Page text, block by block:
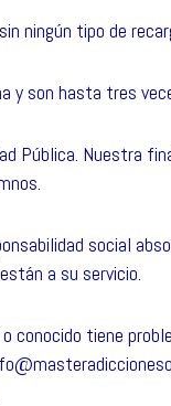
ningún tipo de
son hasta tres
Pública. Nuestra
social
a su servicio.
conocido tiene